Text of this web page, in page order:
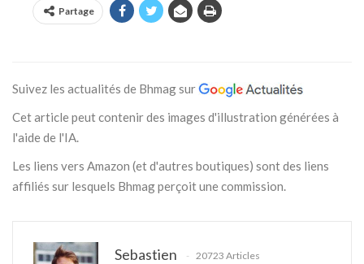
Partage
Suivez les actualités de Bhmag sur
Cet article peut contenir des images d'illustration générées à
l'aide de l'IA.
Les liens vers Amazon (et d'autres boutiques) sont des liens
affiliés sur lesquels Bhmag perçoit une commission.
Sebastien 20723 Articles